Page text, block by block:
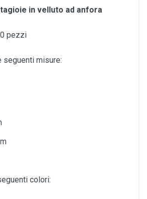
in velluto ad anfora
pezzi
seguenti misure:
colori: